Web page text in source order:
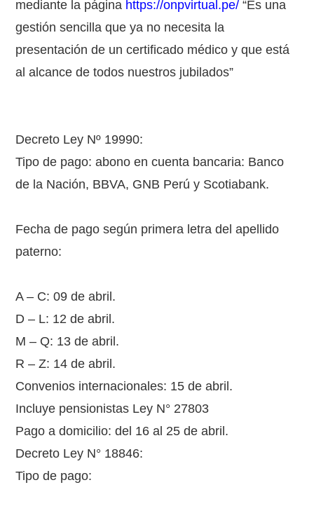
mediante la página https://onpvirtual.pe/ “Es una
gestión sencilla que ya no necesita la
presentación de un certificado médico y que está
al alcance de todos nuestros jubilados”
Decreto Ley Nº 19990:
Tipo de pago: abono en cuenta bancaria: Banco
de la Nación, BBVA, GNB Perú y Scotiabank.
Fecha de pago según primera letra del apellido
paterno:
A – C: 09 de abril.
D – L: 12 de abril.
M – Q: 13 de abril.
R – Z: 14 de abril.
Convenios internacionales: 15 de abril.
Incluye pensionistas Ley N° 27803
Pago a domicilio: del 16 al 25 de abril.
Decreto Ley N° 18846:
Tipo de pago: